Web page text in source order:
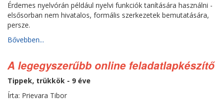
Érdemes nyelvórán például nyelvi funkciók tanítására használni -
elsősorban nem hivatalos, formális szerkezetek bemutatására,
persze.
Bővebben...
A legegyszerűbb online feladatlapkészítő
Tippek, trükkök - 9 éve
Írta: Prievara Tibor